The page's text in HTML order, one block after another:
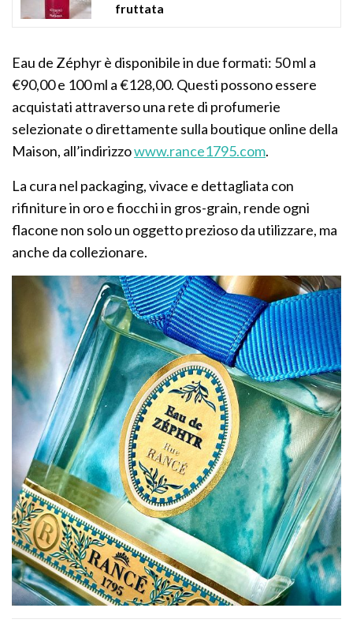
fruttata
Eau de Zéphyr è disponibile in due formati: 50 ml a
€90,00 e 100 ml a €128,00. Questi possono essere
acquistati attraverso una rete di profumerie
selezionate o direttamente sulla boutique online della
Maison, all’indirizzowww.rance1795.com.
La cura nel packaging, vivace e dettagliata con
rifiniture in oro e fiocchi in gros-grain, rende ogni
flacone non solo un oggetto prezioso da utilizzare, ma
anche da collezionare.